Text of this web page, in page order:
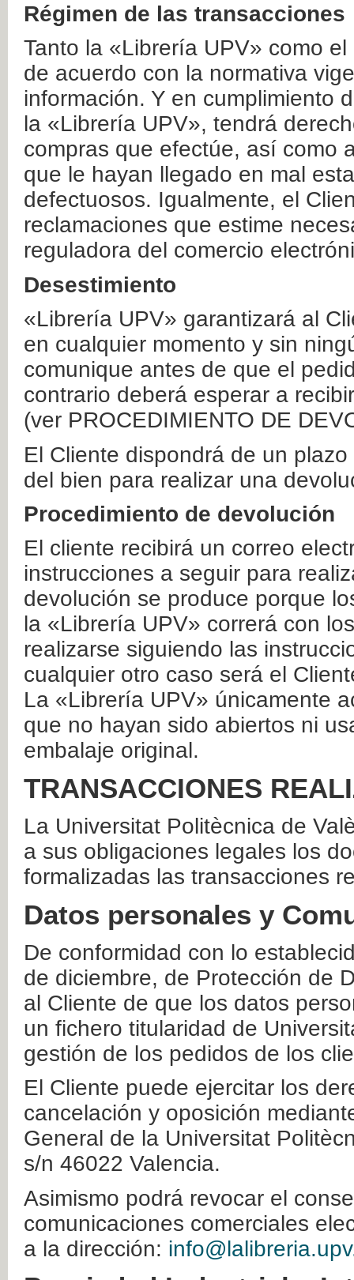
Régimen de las transacciones
Tanto la «Librería UPV» como
de acuerdo con la normativa
información. Y en cumplimiento
la «Librería UPV», tendrá
compras que efectúe, así como
que le hayan llegado en mal
defectuosos. Igualmente, el
reclamaciones que estime
reguladora del comercio
Desestimiento
«Librería UPV» garantizará al
en cualquier momento y sin
comunique antes de que el
contrario deberá esperar a
(ver PROCEDIMIENTO DE
El Cliente dispondrá de un
del bien para realizar una
Procedimiento de devolución
El cliente recibirá un correo
instrucciones a seguir para
devolución se produce porque
la «Librería UPV» correrá con
realizarse siguiendo las
cualquier otro caso será el
La «Librería UPV» únicamente
que no hayan sido abiertos ni
embalaje original.
TRANSACCIONES
La Universitat Politècnica de
a sus obligaciones legales los
formalizadas las transacciones
Datos personales y
De conformidad con lo
de diciembre, de Protección de
al Cliente de que los datos
un fichero titularidad de
gestión de los pedidos de los
El Cliente puede ejercitar los
cancelación y oposición
General de la Universitat
s/n 46022 Valencia.
Asimismo podrá revocar el
comunicaciones comerciales
a la dirección: